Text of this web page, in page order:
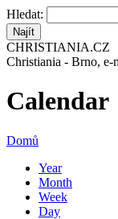
Hledat:
CHRISTIANIA.CZ
Christiania - Brno, e-
Calendar
Domů
Year
Month
Week
Day